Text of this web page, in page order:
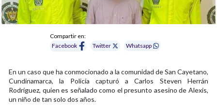
Compartir en:
Facebook
Twitter Whatsapp
En un caso que ha conmocionado a la comunidad de San Cayetano,
Cundinamarca, la Policía capturó a Carlos Steven Herrán
Rodríguez, quien es señalado como el presunto asesino de Alexis,
un niño de tan solo dos años.